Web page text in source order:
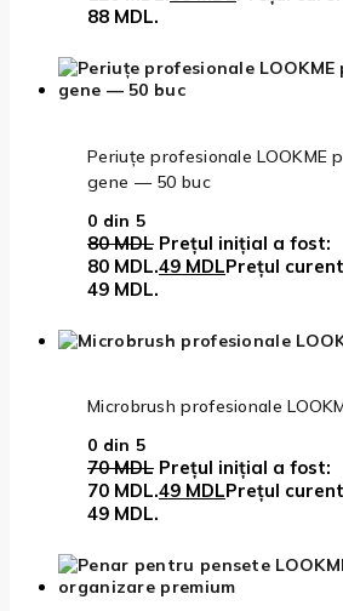
88 MDL.
Periuțe profesionale LOOKME
gene — 50 buc
0 din 5
80MDL Prețul inițial a fost:
80 MDL.49 MDLPrețul
49 MDL.
Microbrush profesionale
0 din 5
70MDL Prețul inițial a fost:
70 MDL.49 MDLPrețul
49 MDL.